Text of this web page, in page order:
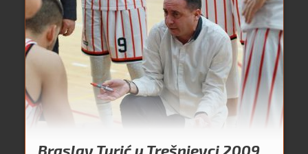
Braslav Turić u Trešnjevci 2009